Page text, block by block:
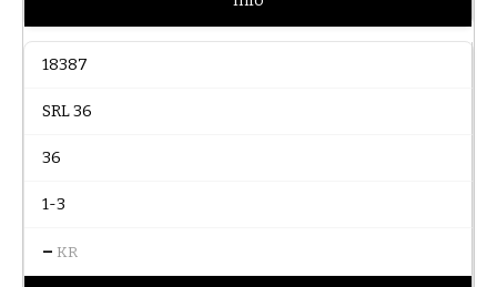
18387
SRL 36
36
1-3
– KR